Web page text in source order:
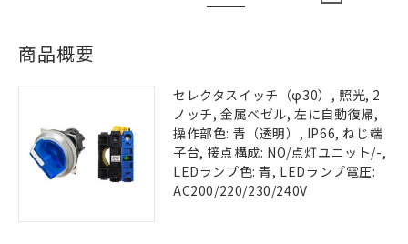
商品概要
セレクタスイッチ（φ30）, 照光, 2
ノッチ, 金属ベゼル, 左に自動復帰,
操作部色: 青（透明）, IP66, ねじ端
子台, 接点構成: NO/点灯ユニット/-,
LEDランプ色: 青, LEDランプ電圧:
AC200/220/230/240V